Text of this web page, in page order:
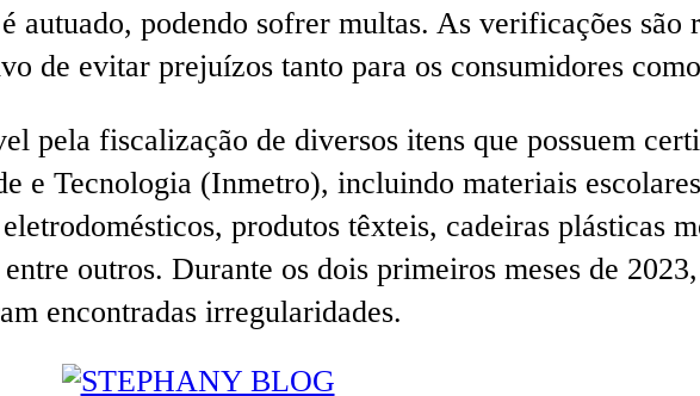
autuado, podendo sofrer multas. As verificações são
de evitar prejuízos tanto para os consumidores
pela fiscalização de diversos itens que possuem
e Tecnologia (Inmetro), incluindo materiais
produtos têxteis, cadeiras plásticas
outros. Durante os dois primeiros meses de
encontradas irregularidades.